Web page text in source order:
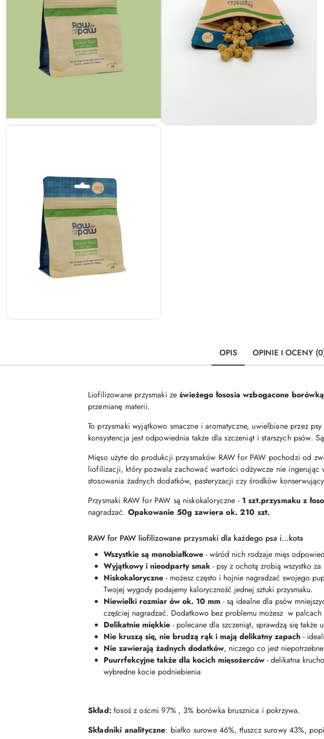
OPIS OPINIE I OCENY
Liofilizowane przysmaki ześwieżego łososia wzbogacone
przemianę materii.
To przysmaki wyjątkowo smaczne i aromatyczne, uwielbiane przez
konsystencja jest odpowiednia także dla szczeniąt i starszych psów.
Mięso użyte do produkcji przysmaków RAW for PAW pochodzi od
liofilizacji, który pozwala zachować wartości odżywcze nie
stosowania żadnych dodatków, pasteryzacji czy środków
Przysmaki RAW for PAW są niskokaloryczne - 1 szt.przysmaku z
nagradzać. Opakowanie 50g zawiera ok. 210 szt.
RAW for PAW liofilizowane przysmaki dla każdego psa i...kota
Wszystkie są monobiałkowe - wśród nich rodzaje mięs
Wyjątkowy i nieodparty smak - psy z ochotą zrobią wszystko za
Niskokaloryczne - możesz często i hojnie nagradzać swojego
Twojej wygody podajemy kaloryczność jednej sztuki przysmaku.
Niewielki rozmiar ów ok. 10 mm - są idealne dla psów
częściej nagradzać. Dodatkowo bez problemu możesz w
Delikatnie miękkie - polecane dla szczeniąt, sprawdzą się także
Nie kruszą się, nie brudzą rąk i mają delikatny zapach -
Nie zawierają żadnych dodatków, niczego co jest
Puurrfekcyjne także dla kocich mięsożerców - delikatna
wybredne kocie podniebienia
Skład: łosoś z oścmi 97% , 3% borówka brusznica i pokrzywa.
Składniki analityczne: białko surowe 46%, tłuszcz surowy 43%,